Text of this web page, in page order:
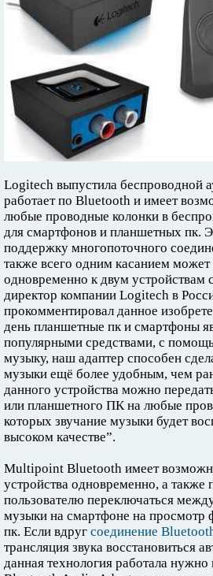
Logitech выпустила беспроводной
работает по Bluetooth и имеет
любые проводные колонки в
для смартфонов и планшетных пк.
поддержку многопоточного
также всего одним касанием
одновременно к двум устройствам
директор компании Logitech в
прокомментировал данное
день планшетные пк и смартфоны
популярными средствами, с
музыку, наш адаптер способен
музыки ещё более удобным, чем
данного устройства можно
или планшетного ПК на любые
которых звучание музыки будет
высоком качестве”.
Multipoint Bluetooth имеет
устройства одновременно, а также
пользователю переключаться
музыки на смартфоне на просмотр
пк. Если вдруг соединение
трансляция звука восстановиться
данная технология работала